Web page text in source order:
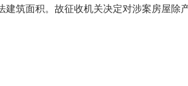
筑面积。故征收机关决定对涉案房屋除